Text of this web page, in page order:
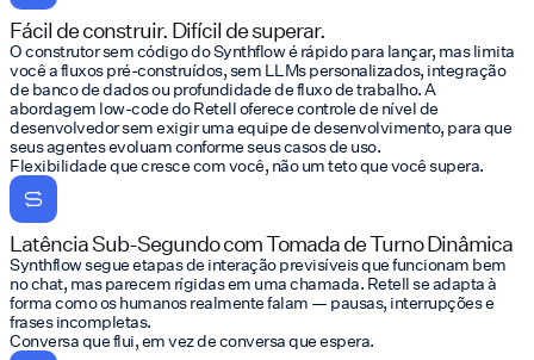
Fácil de construir. Difícil de superar.
O construtor sem código do Synthflow é rápido para lançar, mas limita
você a fluxos pré-construídos, sem LLMs personalizados, integração
de banco de dados ou profundidade de fluxo de trabalho. A
abordagem low-code do Retell oferece controle de nível de
desenvolvedor sem exigir uma equipe de desenvolvimento, para que
seus agentes evoluam conforme seus casos de uso.
Flexibilidade que cresce com você, não um teto que você supera.
Latência Sub-Segundo com Tomada de Turno Dinâmica
Synthflow segue etapas de interação previsíveis que funcionam bem
no chat, mas parecem rígidas em uma chamada. Retell se adapta à
forma como os humanos realmente falam — pausas, interrupções e
frases incompletas.
Conversa que flui, em vez de conversa que espera.